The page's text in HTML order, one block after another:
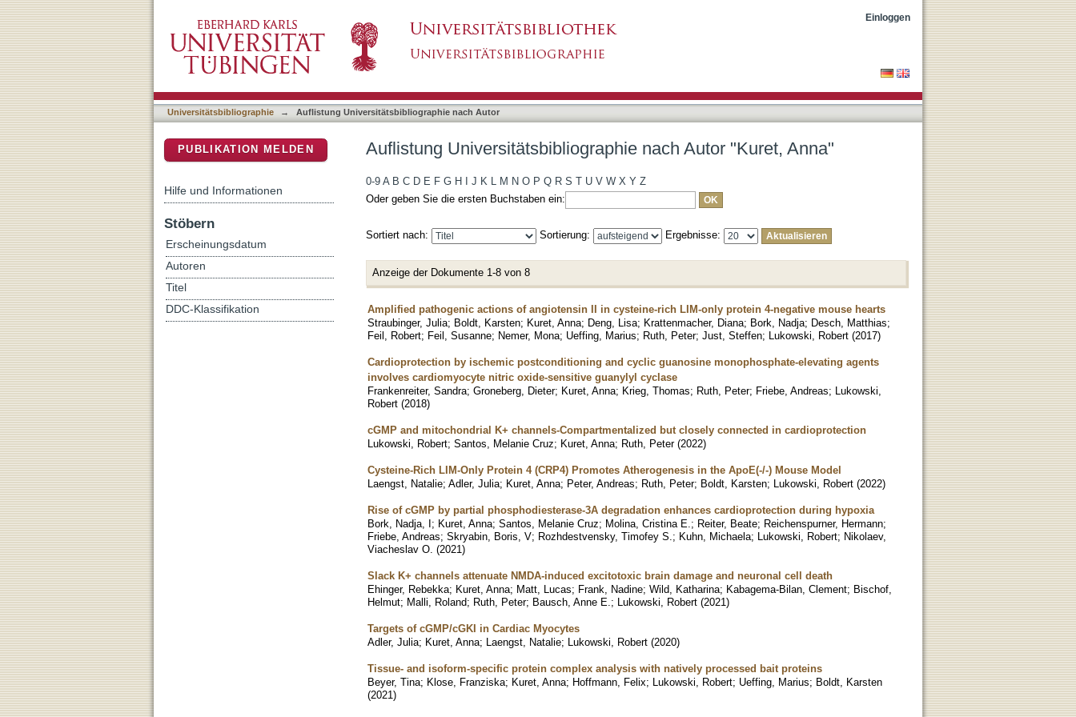
Einloggen
Universitätsbibliographie → Auflistung Universitätsbibliographie nach Autor
Auflistung Universitätsbibliographie nach Autor "Kuret, Anna"
0-9 A B C D E F G H J K L M N O P Q R S T U V W X Y Z
Oder geben Sie die ersten Buchstaben ein:
Sortiert nach: Sortierung: Ergebnisse:
Anzeige der Dokumente 1-8 von 8
Amplified pathogenic actions of angiotensin II in cysteine-rich LIM-only protein 4-negative mouse hearts
Straubinger, Julia; Boldt, Karsten; Kuret, Anna; Deng, Lisa; Krattenmacher, Diana; Bork, Nadja; Desch, Matthias;
Feil, Robert; Feil, Susanne; Nemer, Mona; Ueffing, Marius; Ruth, Peter; Just, Steffen; Lukowski, Robert (2017)
Cardioprotection by ischemic postconditioning and cyclic guanosine monophosphate-elevating agents
involves cardiomyocyte nitric oxide-sensitive guanylyl cyclase
Frankenreiter, Sandra; Groneberg, Dieter; Kuret, Anna; Krieg, Thomas; Ruth, Peter; Friebe, Andreas; Lukowski,
Robert (2018)
cGMP and mitochondrial K+ channels-Compartmentalized but closely connected in cardioprotection
Lukowski, Robert; Santos, Melanie Cruz; Kuret, Anna; Ruth, Peter (2022)
Cysteine-Rich LIM-Only Protein 4 (CRP4) Promotes Atherogenesis in the ApoE(-/-) Mouse Model
Laengst, Natalie; Adler, Julia; Kuret, Anna; Peter, Andreas; Ruth, Peter; Boldt, Karsten; Lukowski, Robert (2022)
Rise of cGMP by partial phosphodiesterase-3A degradation enhances cardioprotection during hypoxia
Bork, Nadja, I; Kuret, Anna; Santos, Melanie Cruz; Molina, Cristina E. ; Reiter, Beate; Reichenspurner, Hermann;
Friebe, Andreas; Skryabin, Boris, V; Rozhdestvensky, Timofey S. ; Kuhn, Michaela; Lukowski, Robert; Nikolaev,
Viacheslav O. (2021)
Slack K+ channels attenuate NMDA-induced excitotoxic brain damage and neuronal cell death
Ehinger, Rebekka; Kuret, Anna; Matt, Lucas; Frank, Nadine; Wild, Katharina; Kabagema-Bilan, Clement; Bischof,
Helmut; Malli, Roland; Ruth, Peter; Bausch, Anne E. ; Lukowski, Robert (2021)
Targets of cGMP/cGKI in Cardiac Myocytes
Adler, Julia; Kuret, Anna; Laengst, Natalie; Lukowski, Robert (2020)
Tissue- and isoform-specific protein complex analysis with natively processed bait proteins
Beyer, Tina; Klose, Franziska; Kuret, Anna; Hoffmann, Felix; Lukowski, Robert; Ueffing, Marius; Boldt, Karsten
(2021)
PUBLIKATION MELDEN
Hilfe und Informationen
Stöbern
Erscheinungsdatum
Autoren
Titel
DDC-Klassifikation